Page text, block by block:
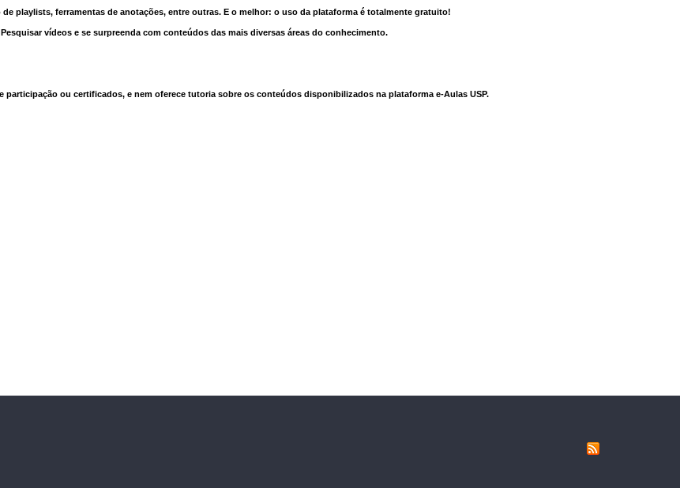
playlists, ferramentas de anotações, entre outras. E o melhor: o uso da plataforma é totalmente gratuito!
vídeos e se surpreenda com conteúdos das mais diversas áreas do conhecimento.
participação ou certificados, e nem oferece tutoria sobre os conteúdos disponibilizados na plataforma e-Aulas USP.